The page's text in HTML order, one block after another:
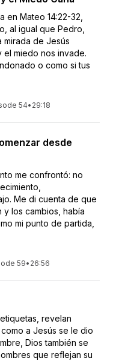
en Mateo 14:22-32,
al igual que Pedro,
mirada de Jesús
miedo nos invade.
o como si tus
54• 29:18
desde
me confrontó: no
Me di cuenta de que
los cambios, había
mi punto de partida,
59• 26:56
revelan
a Jesús se le dio
Dios también se
que reflejan su